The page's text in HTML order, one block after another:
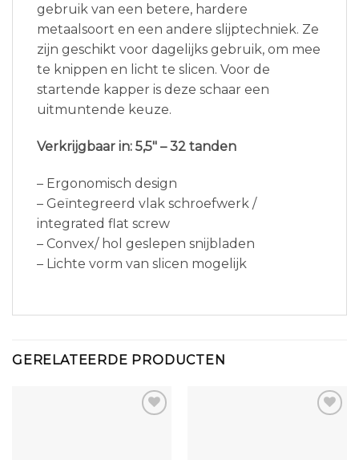
gebruik van een betere, hardere
metaalsoort en een andere slijptechniek. Ze
zijn geschikt voor dagelijks gebruik, om mee
te knippen en licht te slicen. Voor de
startende kapper is deze schaar een
uitmuntende keuze.
Verkrijgbaar in: 5,5″ – 32 tanden
– Ergonomisch design
– Geïntegreerd vlak schroefwerk /
integrated flat screw
– Convex/ hol geslepen snijbladen
– Lichte vorm van slicen mogelijk
GERELATEERDE PRODUCTEN